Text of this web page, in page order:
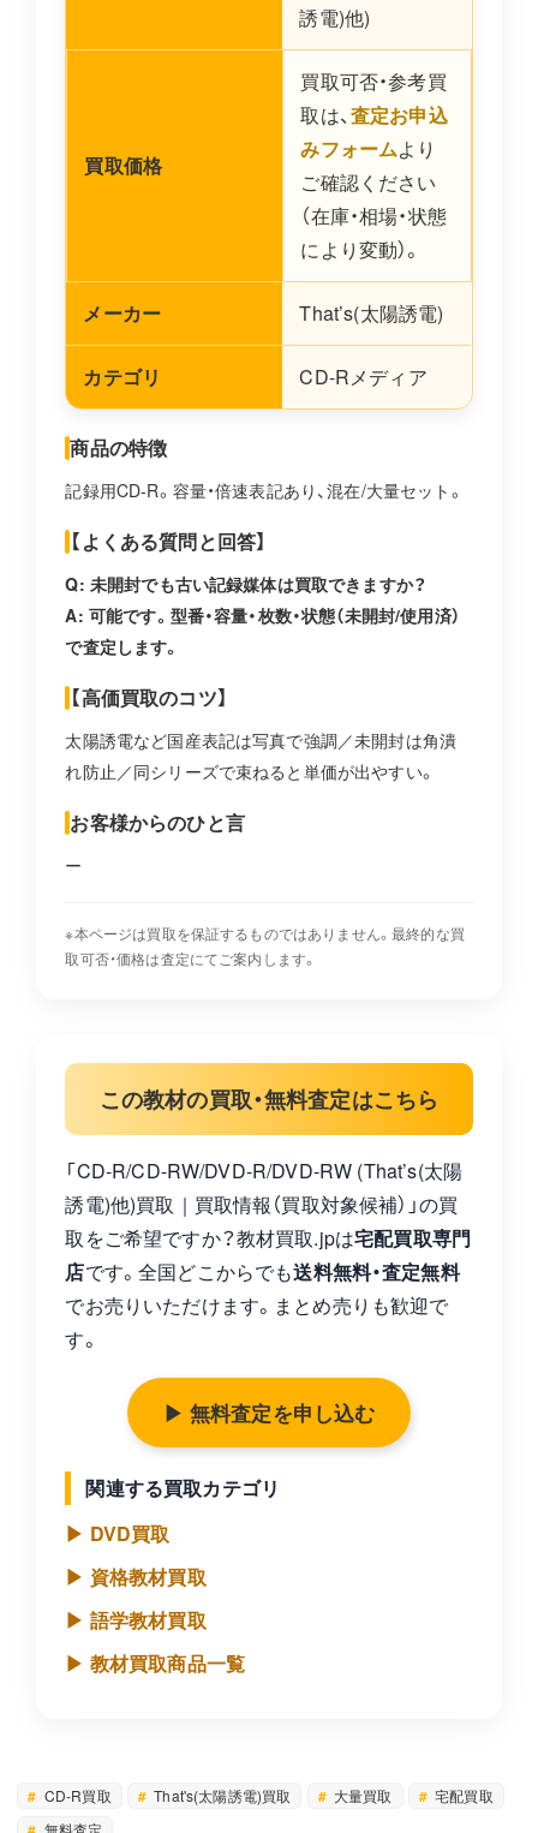
誘電)他)
買取価格
買取可否・参考買
取は、査定お申込
みフォームより
ご確認ください
（在庫・相場・状態
により変動）。
メーカー That’s(太陽誘電)
カテゴリ CD-Rメディア
商品の特徴
記録用CD-R。容量・倍速表記あり、混在/大量セット。
【よくある質問と回答】
Q: 未開封でも古い記録媒体は買取できますか？
A: 可能です。型番・容量・枚数・状態（未開封/使用済）
で査定します。
【高価買取のコツ】
太陽誘電など国産表記は写真で強調／未開封は角潰
れ防止／同シリーズで束ねると単価が出やすい。
お客様からのひと言
ー
※本ページは買取を保証するものではありません。最終的な買
取可否・価格は査定にてご案内します。
この教材の買取・無料査定はこちら
「CD-R/CD-RW/DVD-R/DVD-RW (That’s(太陽
誘電)他)買取｜買取情報（買取対象候補）」の買
取をご希望ですか？教材買取.jpは宅配買取専門
店です。全国どこからでも送料無料・査定無料
でお売りいただけます。まとめ売りも歓迎で
す。
▶ 無料査定を申し込む
関連する買取カテゴリ
▶ DVD買取
▶ 資格教材買取
▶ 語学教材買取
▶ 教材買取商品一覧
CD-R買取 That's(太陽誘電)買取 大量買取
宅配買取
無料査定